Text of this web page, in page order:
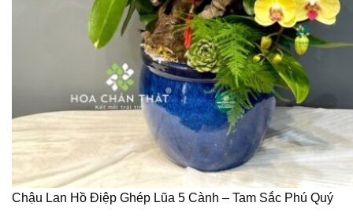
Chậu Lan Hồ Điệp Ghép Lũa 5 Cành – Tam Sắc Phú Quý